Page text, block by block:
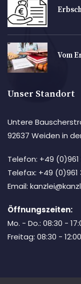
Vom
Unser Standort
Untere
92637 Weiden in
Telefon: +49 (0)961
Telefax: +49 (0)961
Email:
Öffnungszeiten:
Mo. - Do.: 08:30 -
Freitag: 08:30 -